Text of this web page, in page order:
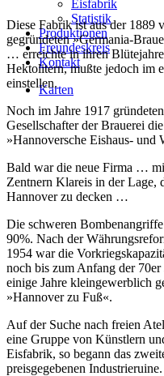
Eisfabrik
Statistik
Produktionen
Freundeskreis
Kontakt
Karten
Diese Fabrik ist aus der 1889
gegründeten »Germania-
… erreichte in ihren
Hektolitern, mußte jedoch im
einstellen.
Noch im Jahre 1917
Gesellschafter der Brauerei
»Hannoversche Eishaus- und
Bald war die neue Firma …
Zentnern Klareis in der Lage,
Hannover zu decken …
Die schweren
90%. Nach der
1954 war die
noch bis zum Anfang der
einige Jahre kleingewerblich
»Hannover zu Fuß«.
Auf der Suche nach freien
eine Gruppe von Künstlern
Eisfabrik, so begann das
preisgegebenen Industrieruine.